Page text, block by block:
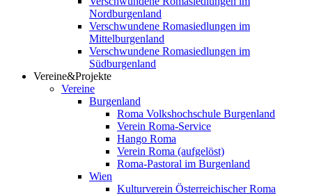
Nordburgenland
Verschwundene Romasiedlungen im
Mittelburgenland
Verschwundene Romasiedlungen im
Südburgenland
Vereine&Projekte
Vereine
Burgenland
Roma Volkshochschule Burgenland
Verein Roma-Service
Hango Roma
Verein Roma (aufgelöst)
Roma-Pastoral im Burgenland
Wien
Kulturverein Österreichischer Roma